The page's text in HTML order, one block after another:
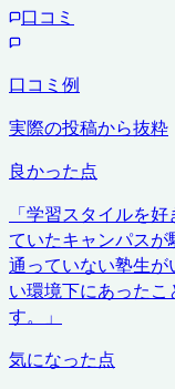
口コミ
口コミ例
実際の投稿から抜粋
良かった点
「学習スタイルを好
ていたキャンパス
通っていない塾生
い環境下にあった
す。
」
気になった点